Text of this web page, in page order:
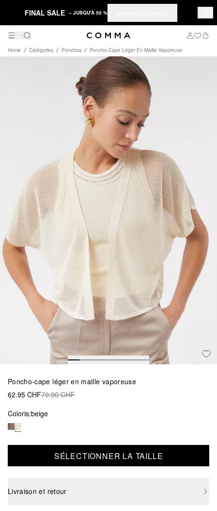
FINAL SALE – JUSQU'À 50 %
Home Catégories Ponchos Poncho-Cape Léger En Maille Vaporeuse
Poncho-cape léger en maille vaporeuse
62.95 CHF79.90 CHF
Coloris:beige
SÉLECTIONNER LA TAILLE
Livraison et retour